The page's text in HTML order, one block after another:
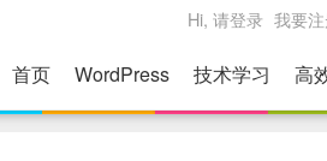
Hi, 请登录 我要
首页 WordPress 技术学习 高